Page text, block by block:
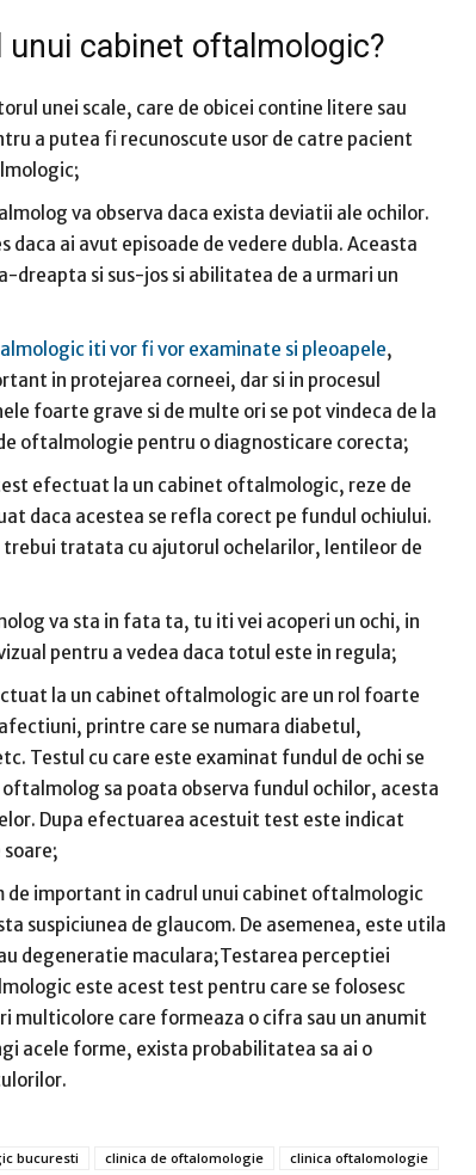
unui cabinet oftalmologic?
unei scale, care de obicei contine litere sau
a putea fi recunoscute usor de catre pacient
va observa daca exista deviatii ale ochilor.
ai avut episoade de vedere dubla. Aceasta
dreapta si sus-jos si abilitatea de a urmari un
iti vor fi vor examinate si pleoapele,
in protejarea corneei, dar si in procesul
foarte grave si de multe ori se pot vindeca de la
oftalmologie pentru o diagnosticare corecta;
efectuat la un cabinet oftalmologic, reze de
daca acestea se refla corect pe fundul ochiului.
trebui tratata cu ajutorul ochelarilor, lentileor de
va sta in fata ta, tu iti vei acoperi un ochi, in
pentru a vedea daca totul este in regula;
la un cabinet oftalmologic are un rol foarte
printre care se numara diabetul,
Testul cu care este examinat fundul de ochi se
sa poata observa fundul ochilor, acesta
Dupa efectuarea acestuit test este indicat
soare;
important in cadrul unui cabinet oftalmologic
suspiciunea de glaucom. De asemenea, este utila
degeneratie maculara;Testarea perceptiei
este acest test pentru care se folosesc
multicolore care formeaza o cifra sau un anumit
acele forme, exista probabilitatea sa ai o
bucuresti clinica de oftalomologie
clinica oftalomologie